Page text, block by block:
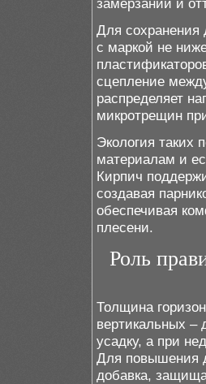
замерзании и
Для сохранения
с маркой не
сцепление
распределяет
микротрещин
Экология таких
материалам и
Кирпич
создавая
обеспечивая
плесени.
Роль
Толщина
вертикальных –
усадку, а при
Для повышения
добавка,